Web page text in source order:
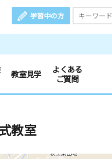
学習中の方
教室見学
よくある
ご質問
教室